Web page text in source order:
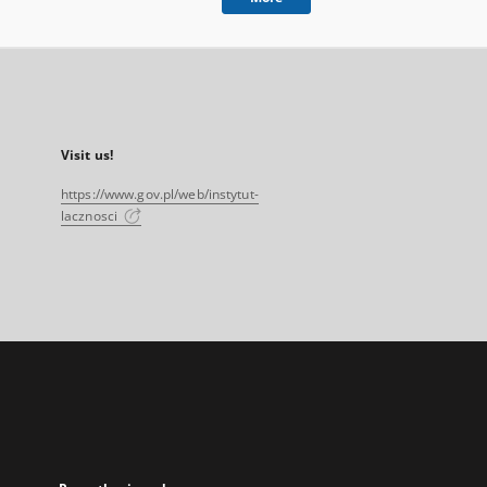
Visit us!
https://www.gov.pl/web/instytut-
lacznosci